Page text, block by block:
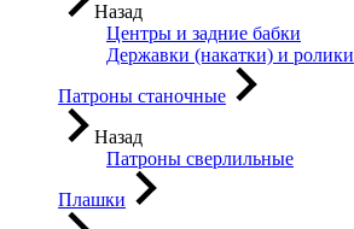
Назад
Центры и задние бабки
Державки (накатки) и ролики
Патроны станочные
Назад
Патроны сверлильные
Плашки